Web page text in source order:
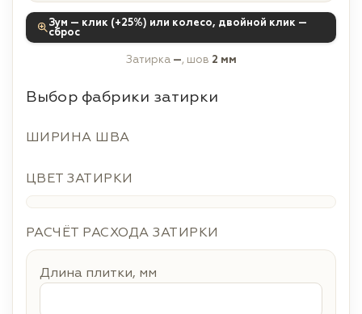
Зум — клик (+25%) или колесо, двойной клик —
сброс
Затирка —, шов 2 мм
Выбор фабрики затирки
ШИРИНА ШВА
ЦВЕТ ЗАТИРКИ
РАСЧЁТ РАСХОДА ЗАТИРКИ
Длина плитки, мм